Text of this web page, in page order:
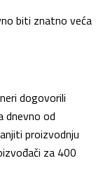
biti znatno veća
dogovorili
dnevno od
proizvodnju
za 400